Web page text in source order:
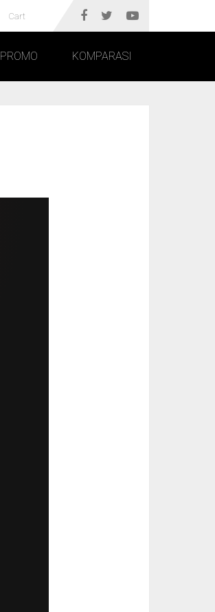
Cart
PROMO KOMPARASI